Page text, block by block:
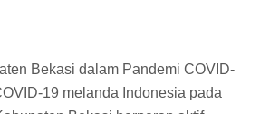
Bekasi dalam Pandemi COVID-
19 melanda Indonesia pada